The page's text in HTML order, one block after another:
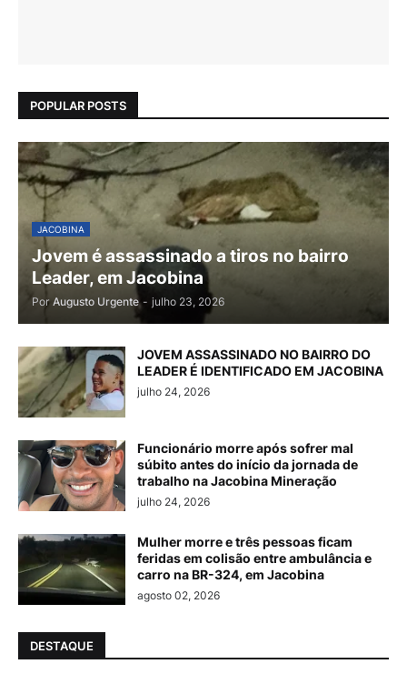
POPULAR POSTS
JACOBINA
Jovem é assassinado a tiros no bairro
Leader, em Jacobina
Por Augusto Urgente - julho 23, 2026
JOVEM ASSASSINADO NO BAIRRO DO
LEADER É IDENTIFICADO EM JACOBINA
julho 24, 2026
Funcionário morre após sofrer mal
súbito antes do início da jornada de
trabalho na Jacobina Mineração
julho 24, 2026
Mulher morre e três pessoas ficam
feridas em colisão entre ambulância e
carro na BR-324, em Jacobina
agosto 02, 2026
DESTAQUE